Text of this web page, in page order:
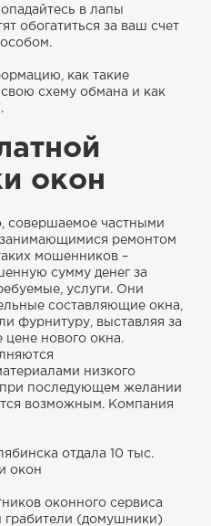
в лапы
обогатиться за ваш счет
как такие
схему обмана и как
окон
совершаемое частными
ремонтом
мошенников –
сумму денег за
услуги. Они
составляющие окна,
фурнитуру, выставляя за
нового окна.
низкого
при последующем желании
возможным. Компания
отдала 10 тыс.
окон
оконного сервиса
грабители (домушники)